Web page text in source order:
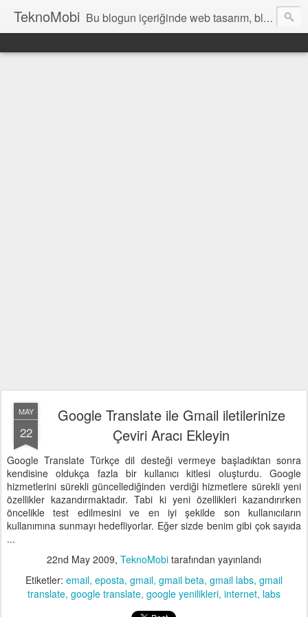
TeknoMobi Bu blogun içeriğinde web tasarım, blogger temaları, blogger ipuçları, ajax anlatımları, jquery uygulamaları, javascript uygulamaları ,web design, tutorials, resources and inspiration yer almaktadır.
MAY
22
Google Translate ile Gmail iletilerinize
Çeviri Aracı Ekleyin
Google Translate Türkçe dil desteği vermeye başladıktan sonra
kendisine oldukça fazla bir kullanıcı kitlesi oluşturdu. Google
hizmetlerini sürekli güncellediğinden verdiği hizmetlere sürekli yeni
özellikler kazandırmaktadır. Tabi ki yeni özellikleri kazandırırken
öncelikle test edilmesini ve en iyi şekilde son kullanıcıların
kullanımına sunmayı hedefliyorlar. Eğer sizde benim gibi çok sayıda
...
22nd May 2009, TeknoMobi tarafından yayınlandı
Etiketler: email eposta gmail gmail beta gmail labs gmail
translate google translate google yenilikleri internet labs